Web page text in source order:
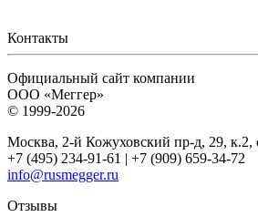
Контакты
Официальный сайт компании
ООО «Меггер»
© 1999-2026
Москва, 2-й Кожуховский пр-д, 29, к.2,
+7 (495) 234-91-61 | +7 (909) 659-34-72
info@rusmegger.ru
Отзывы